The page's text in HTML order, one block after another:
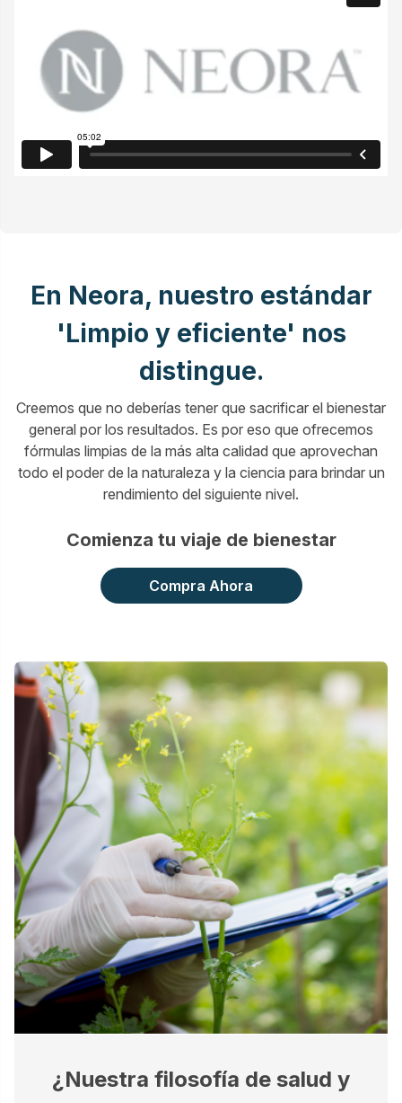
En Neora, nuestro estándar
'Limpio y eficiente' nos
distingue.
Creemos que no deberías tener que sacrificar el bienestar
general por los resultados. Es por eso que ofrecemos
fórmulas limpias de la más alta calidad que aprovechan
todo el poder de la naturaleza y la ciencia para brindar un
rendimiento del siguiente nivel.
Comienza tu viaje de bienestar
Compra Ahora
¿Nuestra filosofía de salud y